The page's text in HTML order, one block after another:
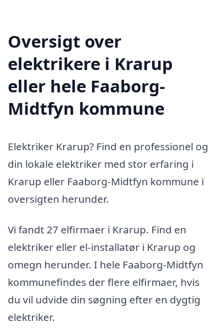
Oversigt over
elektrikere i Krarup
eller hele Faaborg-
Midtfyn kommune
Elektriker Krarup? Find en professionel og
din lokale elektriker med stor erfaring i
Krarup eller Faaborg-Midtfyn kommune i
oversigten herunder.
Vi fandt 27 elfirmaer i Krarup. Find en
elektriker eller el-installatør i Krarup og
omegn herunder. I hele Faaborg-Midtfyn
kommunefindes der flere elfirmaer, hvis
du vil udvide din søgning efter en dygtig
elektriker.